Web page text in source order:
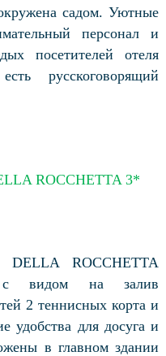
садом. Уютные
персонал и
посетителей отеля
русскоговорящий
ROCCHETTA 3*
ROCCHETTA
с видом на залив
2 теннисных корта и
удобства для досуга и
в главном здании